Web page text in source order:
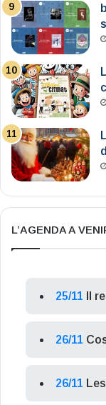
L’AGENDA A
25/11 Il
26/11
26/11